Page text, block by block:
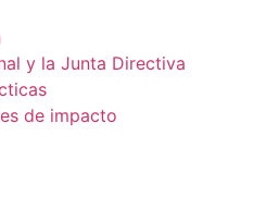
y la Junta Directiva
de impacto